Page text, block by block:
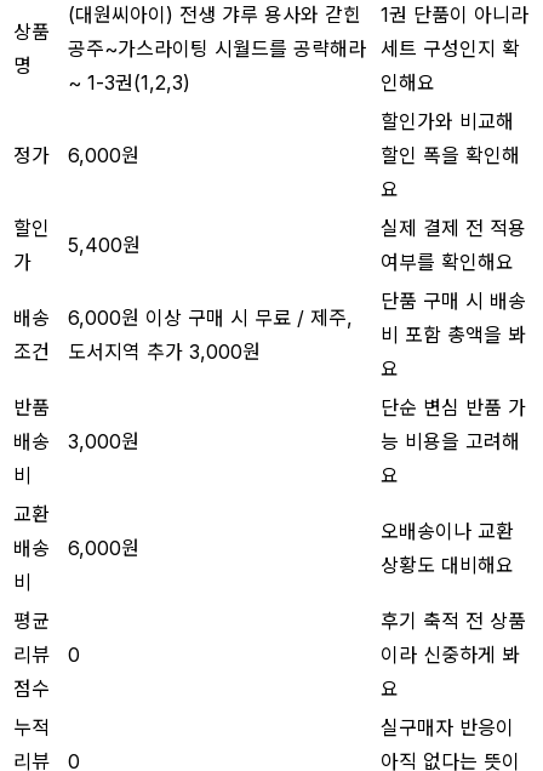
상품
명
(대원씨아이) 전생 갸루 용사와 갇힌
공주~가스라이팅 시월드를 공략해라
~ 1-3권(1,2,3)
1권 단품이 아니라
세트 구성인지 확
인해요
정가 6,000원
할인가와 비교해
할인 폭을 확인해
요
할인
가
5,400원
실제 결제 전 적용
여부를 확인해요
배송
조건
6,000원 이상 구매 시 무료 / 제주,
도서지역 추가 3,000원
단품 구매 시 배송
비 포함 총액을 봐
요
반품
배송
비
3,000원
단순 변심 반품 가
능 비용을 고려해
요
교환
배송
비
6,000원
오배송이나 교환
상황도 대비해요
평균
리뷰
점수
0
후기 축적 전 상품
이라 신중하게 봐
요
누적
리뷰
0
실구매자 반응이
아직 없다는 뜻이